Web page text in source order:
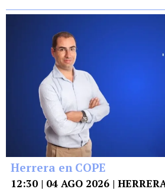
Herrera en COPE
12:30 | 04 AGO 2026 |